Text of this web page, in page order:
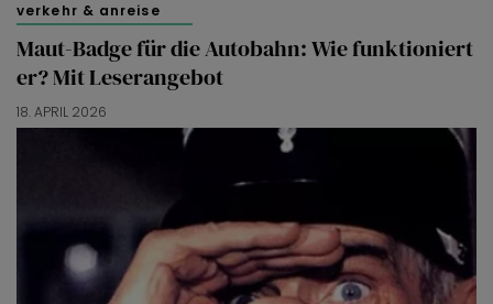
verkehr & anreise
Maut-Badge für die Autobahn: Wie funktioniert
er? Mit Leserangebot
18. APRIL 2026